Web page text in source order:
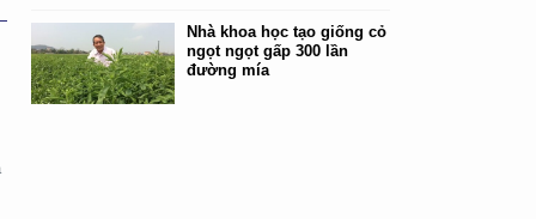
Nhà khoa học tạo giống cỏ
ngọt ngọt gấp 300 lần
đường mía